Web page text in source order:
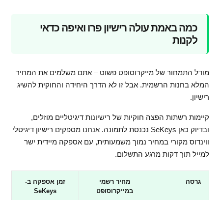
כמה באמת עולה רישיון פרו ואיפה כדאי
לקנות
מודל התמחור של מייקרוסופט פשוט – אתם משלמים את המחיר
המלא בחנות הרשמית. אבל זו לא הדרך היחידה והחוקית להשיג
רישיון.
קיימות רשתות הפצה חוקיות של רישיונות דיגיטליים מוזלים,
ובדיוק כאן SeKeys נכנסת לתמונה. אנחנו מספקים רישיון דיגיטלי
ווינדוס מקורי במחיר נמוך משמעותית, עם אספקה מיידית ישר
למייל תוך דקות מרגע התשלום.
גרסה
מחיר רשמי
במייקרוסופט
זמן אספקה ב-
SeKeys